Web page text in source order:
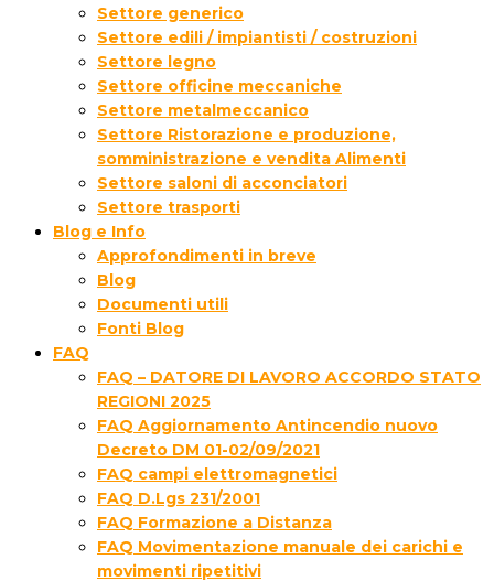
Settore generico
Settore edili / impiantisti / costruzioni
Settore legno
Settore officine meccaniche
Settore metalmeccanico
Settore Ristorazione e produzione,
somministrazione e vendita Alimenti
Settore saloni di acconciatori
Settore trasporti
Blog e Info
Approfondimenti in breve
Blog
Documenti utili
Fonti Blog
FAQ
FAQ – DATORE DI LAVORO ACCORDO STATO
REGIONI 2025
FAQ Aggiornamento Antincendio nuovo
Decreto DM 01-02/09/2021
FAQ campi elettromagnetici
FAQ D.Lgs 231/2001
FAQ Formazione a Distanza
FAQ Movimentazione manuale dei carichi e
movimenti ripetitivi